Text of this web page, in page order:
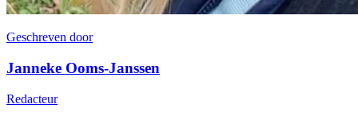
Geschreven door
Janneke Ooms-Janssen
Redacteur